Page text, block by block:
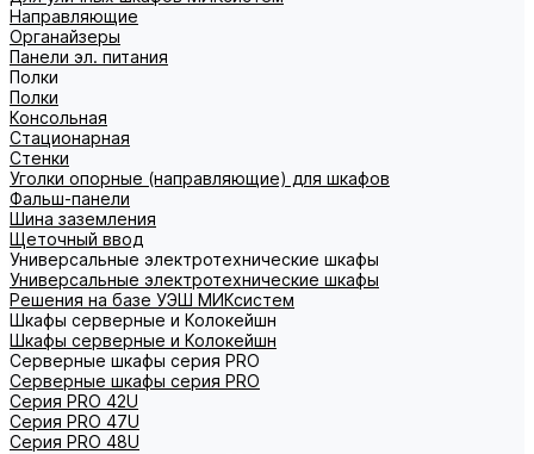
Направляющие
Органайзеры
Панели эл. питания
Полки
Полки
Консольная
Стационарная
Стенки
Уголки опорные (направляющие) для шкафов
Фальш-панели
Шина заземления
Щеточный ввод
Универсальные электротехнические шкафы
Универсальные электротехнические шкафы
Решения на базе УЭШ МИКсистем
Шкафы серверные и Колокейшн
Шкафы серверные и Колокейшн
Серверные шкафы серия PRO
Серверные шкафы серия PRO
Серия PRO 42U
Серия PRO 47U
Серия PRO 48U